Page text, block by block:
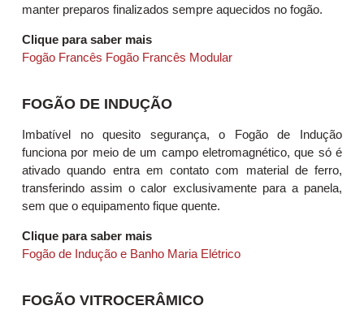
manter preparos finalizados sempre aquecidos no fogão.
Clique para saber mais
Fogão Francês Fogão Francês Modular
FOGÃO DE INDUÇÃO
Imbatível no quesito segurança, o Fogão de Indução
funciona por meio de um campo eletromagnético, que só é
ativado quando entra em contato com material de ferro,
transferindo assim o calor exclusivamente para a panela,
sem que o equipamento fique quente.
Clique para saber mais
Fogão de Indução e Banho Maria Elétrico
FOGÃO VITROCERÂMICO